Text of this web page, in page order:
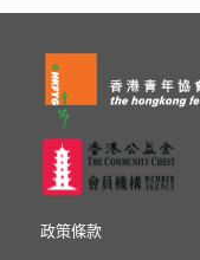
政策條款